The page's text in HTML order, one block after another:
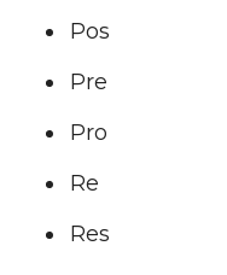
Pos
Pre
Pro
Re
Res